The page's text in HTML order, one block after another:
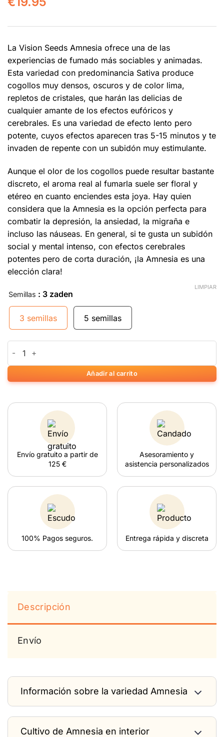
La Vision Seeds Amnesia ofrece una de las
experiencias de fumado más sociables y animadas.
Esta variedad con predominancia Sativa produce
cogollos muy densos, oscuros y de color lima,
repletos de cristales, que harán las delicias de
cualquier amante de los efectos eufóricos y
cerebrales. Es una variedad de efecto lento pero
potente, cuyos efectos aparecen tras 5-15 minutos y te
invaden de repente con un subidón muy estimulante.
Aunque el olor de los cogollos puede resultar bastante
discreto, el aroma real al fumarla suele ser floral y
etéreo en cuanto enciendes esta joya. Hay quien
considera que la Amnesia es la opción perfecta para
combatir la depresión, la ansiedad, la migraña e
incluso las náuseas. En general, si te gusta un subidón
social y mental intenso, con efectos cerebrales
potentes pero de corta duración, ¡la Amnesia es una
elección clara!
Semillas : 3 zaden
3 semillas 5 semillas
LIMPIAR
Añadir al carrito
Envío gratuito a partir de
125 €
Asesoramiento y
asistencia personalizados
100% Pagos seguros. Entrega rápida y discreta
Descripción
Envío
Información sobre la variedad Amnesia
Cultivo de Amnesia en interior